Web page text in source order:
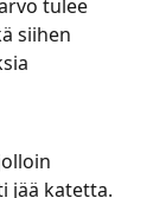
tulee
siihen
jää katetta.